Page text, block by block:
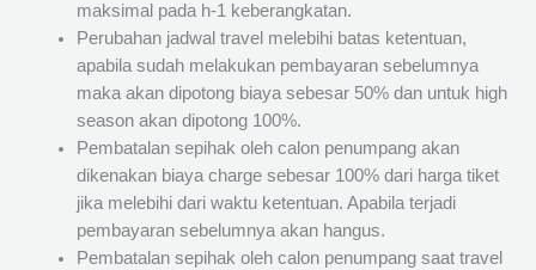
maksimal pada h-1 keberangkatan.
Perubahan jadwal travel melebihi batas ketentuan,
apabila sudah melakukan pembayaran sebelumnya
maka akan dipotong biaya sebesar 50% dan untuk high
season akan dipotong 100%.
Pembatalan sepihak oleh calon penumpang akan
dikenakan biaya charge sebesar 100% dari harga tiket
jika melebihi dari waktu ketentuan. Apabila terjadi
pembayaran sebelumnya akan hangus.
Pembatalan sepihak oleh calon penumpang saat travel